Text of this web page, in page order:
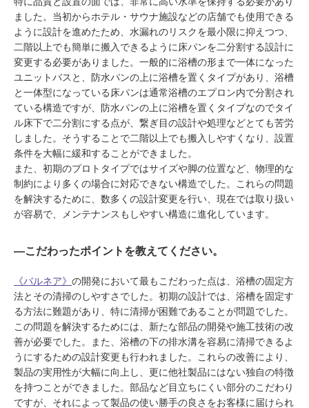
ました。当初からホテル・サウナ施設などの店舗でも使用できる
ように設計を進めたため、水漏れのリスクを最小限に抑えつつ、
二階以上でも簡単に搬入できるように床パンを二分割する設計に
変更する必要がありました。一般的に浴槽の形まで一体になった
ユニットバスと、防水パンの上に浴槽を置くタイプがあり、浴槽
と一体型になっている床パンは通常浴槽のエプロン内で分割され
ている構造ですが、防水パンの上に浴槽を置くタイプなのでタイ
ル床下で二分割にする点が、繋ぎ目の設計や処理などとても苦労
しました。そうすることで二階以上でも搬入しやすくなり、設置
条件を大幅に緩和することができました。
また、初期のプロトタイプではサイズや脚の位置など、物理的な
制約により多くの場合に対応できない構造でした。これらの問題
を解決するために、数多くの設計変更を行い、現在では取り扱い
が容易で、メンテナンスもしやすい構造に進化しています。
―こだわったポイントを教えてください。
《バルネア》 の開発において最もこだわった点は、浴槽の固定方
法とその清掃のしやすさでした。初期の設計では、浴槽を固定す
る方法に難題があり、特に清掃が困難であることが問題でした。
この問題を解決するためには、新たな部品の開発や施工技術の改
善が必要でした。また、浴槽の下の排水溝を容易に清掃できるよ
うにするための設計変更も行われました。これらの改善により、
製品の実用性が大幅に向上し、更に他社製品にはない独自の特徴
を持つことができました。部品など目立ちにくい部分のこだわり
ですが、それによって製品の使い勝手の良さをお客様に届けられ